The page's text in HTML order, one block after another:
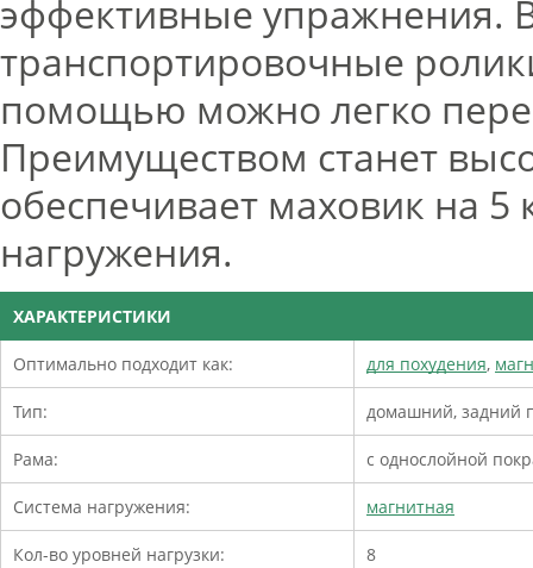
эффективные упражнения.
транспортировочные
помощью можно легко
Преимуществом станет
обеспечивает маховик на
нагружения.
ХАРАКТЕРИСТИКИ
Оптимально подходит как: для похудения,
Тип: домашний, задний
Рама: с однослойной
Система нагружения: магнитная
Кол-во уровней нагрузки: 8